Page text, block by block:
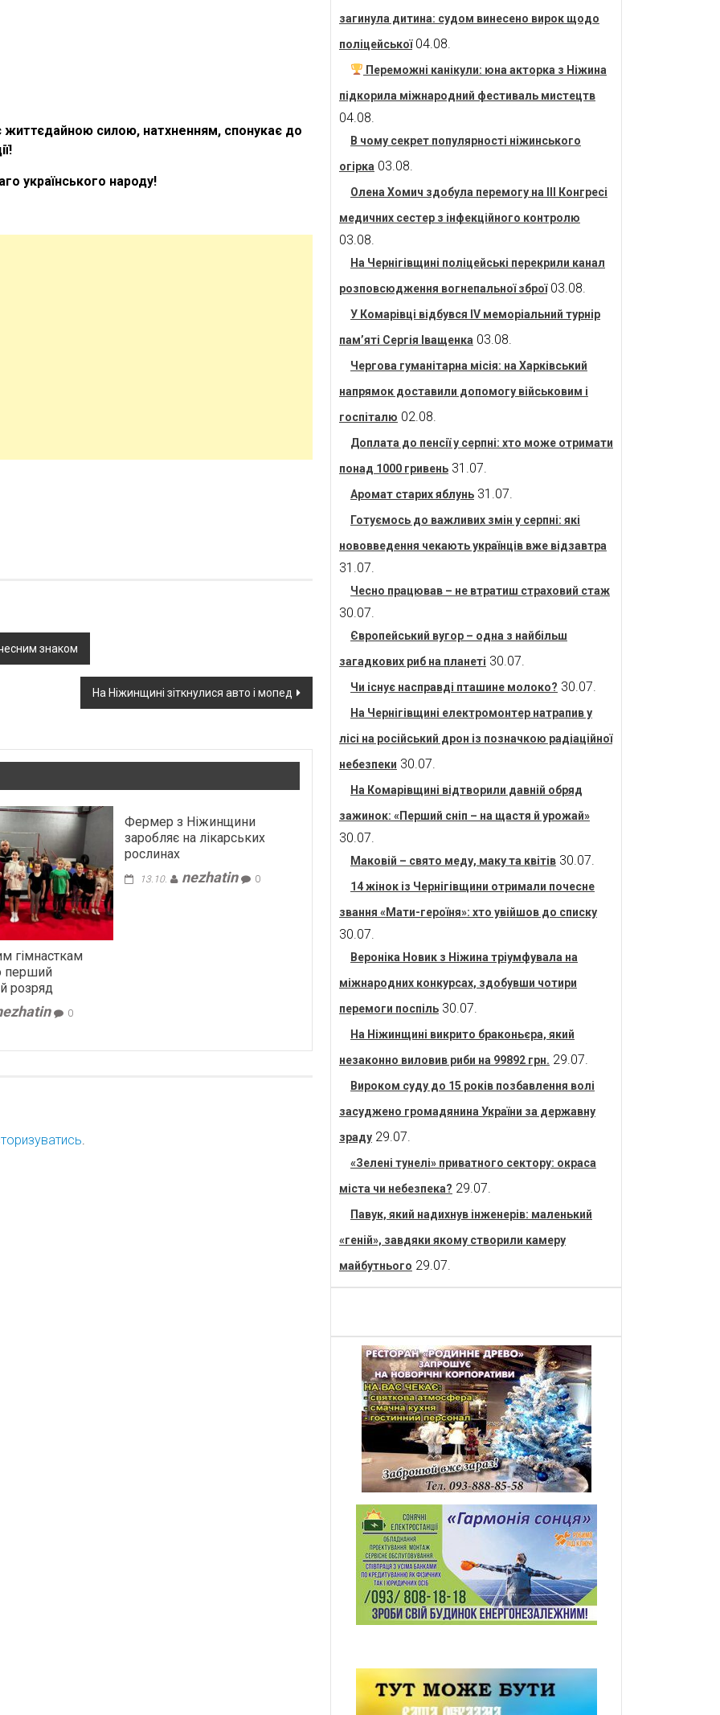
життєдайною силою, натхненням, спонукає до
українського народу!
знаком
На Ніжинщині зіткнулися авто і мопед
гімнасткам
перший
розряд
0
Фермер з Ніжинщини
заробляє на лікарських
рослинах
13.10. nezhatin 0
.
загинула дитина: судом винесено вирок щодо
поліцейської 04.08.
Переможні канікули: юна акторка з Ніжина
підкорила міжнародний фестиваль мистецтв
04.08.
В чому секрет популярності ніжинського
огірка 03.08.
Олена Хомич здобула перемогу на ІІІ Конгресі
медичних сестер з інфекційного контролю
03.08.
На Чернігівщині поліцейські перекрили канал
розповсюдження вогнепальної зброї 03.08.
У Комарівці відбувся IV меморіальний турнір
пам’яті Сергія Іващенка 03.08.
Чергова гуманітарна місія: на Харківський
напрямок доставили допомогу військовим і
госпіталю 02.08.
Доплата до пенсії у серпні: хто може отримати
понад 1000 гривень 31.07.
Аромат старих яблунь 31.07.
Готуємось до важливих змін у серпні: які
нововведення чекають українців вже відзавтра
31.07.
Чесно працював – не втратиш страховий стаж
30.07.
Європейський вугор – одна з найбільш
загадкових риб на планеті 30.07.
Чи існує насправді пташине молоко? 30.07.
На Чернігівщині електромонтер натрапив у
лісі на російський дрон із позначкою радіаційної
небезпеки 30.07.
На Комарівщині відтворили давній обряд
зажинок: «Перший сніп – на щастя й урожай»
30.07.
Маковій – свято меду, маку та квітів 30.07.
14 жінок із Чернігівщини отримали почесне
звання «Мати-героїня»: хто увійшов до списку
30.07.
Вероніка Новик з Ніжина тріумфувала на
міжнародних конкурсах, здобувши чотири
перемоги поспіль 30.07.
На Ніжинщині викрито браконьєра, який
незаконно виловив риби на 99892 грн. 29.07.
Вироком суду до 15 років позбавлення волі
засуджено громадянина України за державну
зраду 29.07.
«Зелені тунелі» приватного сектору: окраса
міста чи небезпека? 29.07.
Павук, який надихнув інженерів: маленький
«геній», завдяки якому створили камеру
майбутнього 29.07.